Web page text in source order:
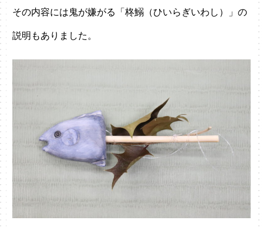
その内容には鬼が嫌がる「柊鰯（ひいらぎいわし）」の
説明もありました。